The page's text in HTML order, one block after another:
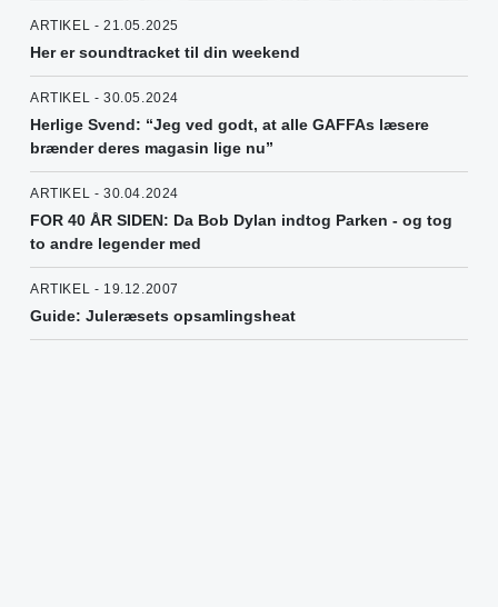
ARTIKEL - 21.05.2025
Her er soundtracket til din weekend
ARTIKEL - 30.05.2024
Herlige Svend: “Jeg ved godt, at alle GAFFAs læsere
brænder deres magasin lige nu”
ARTIKEL - 30.04.2024
FOR 40 ÅR SIDEN: Da Bob Dylan indtog Parken - og tog
to andre legender med
ARTIKEL - 19.12.2007
Guide: Juleræsets opsamlingsheat